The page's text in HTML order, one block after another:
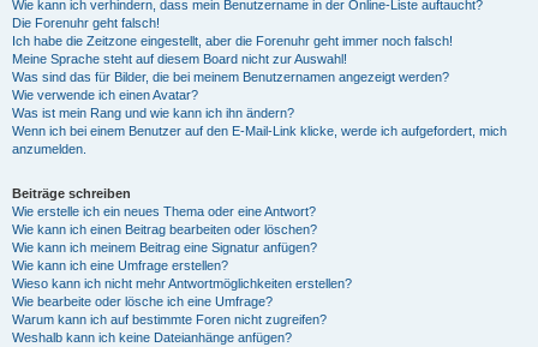
Wie kann ich verhindern, dass mein Benutzername in der Online-Liste auftaucht?
Die Forenuhr geht falsch!
Ich habe die Zeitzone eingestellt, aber die Forenuhr geht immer noch falsch!
Meine Sprache steht auf diesem Board nicht zur Auswahl!
Was sind das für Bilder, die bei meinem Benutzernamen angezeigt werden?
Wie verwende ich einen Avatar?
Was ist mein Rang und wie kann ich ihn ändern?
Wenn ich bei einem Benutzer auf den E-Mail-Link klicke, werde ich aufgefordert, mich
anzumelden.
Beiträge schreiben
Wie erstelle ich ein neues Thema oder eine Antwort?
Wie kann ich einen Beitrag bearbeiten oder löschen?
Wie kann ich meinem Beitrag eine Signatur anfügen?
Wie kann ich eine Umfrage erstellen?
Wieso kann ich nicht mehr Antwortmöglichkeiten erstellen?
Wie bearbeite oder lösche ich eine Umfrage?
Warum kann ich auf bestimmte Foren nicht zugreifen?
Weshalb kann ich keine Dateianhänge anfügen?